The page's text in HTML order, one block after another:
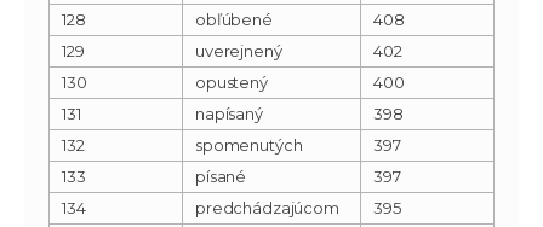
128
obľúbené
408
129
uverejnený
402
130
opustený
400
131
napísaný
398
132
spomenutých
397
133
písané
397
134
predchádzajúcom
395